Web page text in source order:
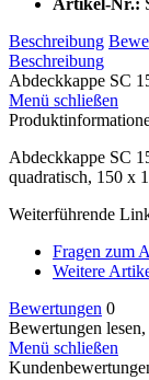
Beschreibung
Beschreibung
Abdeckkappe SC
Menü schließen
Abdeckkappe SC
quadratisch, 150 x
Weiterführende
Fragen zum
Weitere
Bewertungen 0
Bewertungen
Menü schließen